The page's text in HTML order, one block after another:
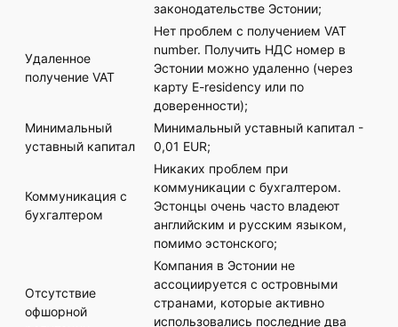
законодательстве Эстонии;
Удаленное
получение VAT
Нет проблем с получением VAT
number. Получить НДС номер в
Эстонии можно удаленно (через
карту E-residency или по
доверенности);
Минимальный
уставный капитал
Минимальный уставный капитал -
0,01 EUR;
Коммуникация с
бухгалтером
Никаких проблем при
коммуникации с бухгалтером.
Эстонцы очень часто владеют
английским и русским языком,
помимо эстонского;
Отсутствие
офшорной
Компания в Эстонии не
ассоциируется с островными
странами, которые активно
использовались последние два